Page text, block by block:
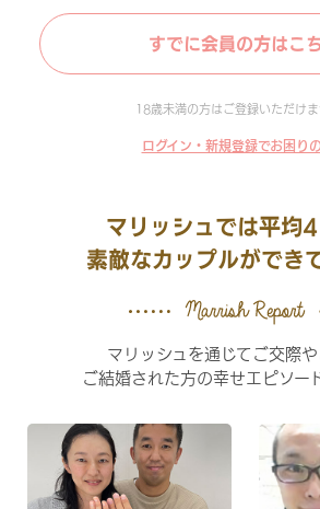
すでに会員の方はこ
18歳未満の方はご登録いただけま
ログイン・新規登録でお困り
マリッシュでは平均
素敵なカップルができ
マリッシュを通じてご交際や
ご結婚された方の幸せエピソー